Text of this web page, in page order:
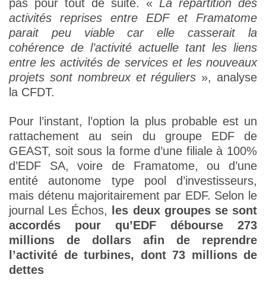
pas pour tout de suite. « La répartition des
activités reprises entre EDF et Framatome
parait peu viable car elle casserait la
cohérence de l’activité actuelle tant les liens
entre les activités de services et les nouveaux
projets sont nombreux et réguliers », analyse
la CFDT.
Pour l’instant, l’option la plus probable est un
rattachement au sein du groupe EDF de
GEAST, soit sous la forme d’une filiale à 100%
d’EDF SA, voire de Framatome, ou d’une
entité autonome type pool d’investisseurs,
mais détenu majoritairement par EDF. Selon le
journal Les Échos,
les deux groupes se sont
accordés pour qu’EDF débourse 273
millions de dollars afin de reprendre
l’activité de turbines, dont 73 millions de
dettes